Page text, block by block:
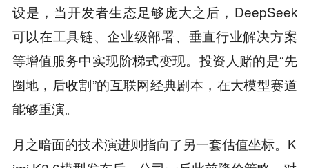
设是，当开发者生态足够庞大之后，DeepSeek
可以在工具链、企业级部署、垂直行业解决方案
等增值服务中实现阶梯式变现。投资人赌的是“先
圈地，后收割”的互联网经典剧本，在大模型赛道
能够重演。
月之暗面的技术演进则指向了另一套估值坐标。K